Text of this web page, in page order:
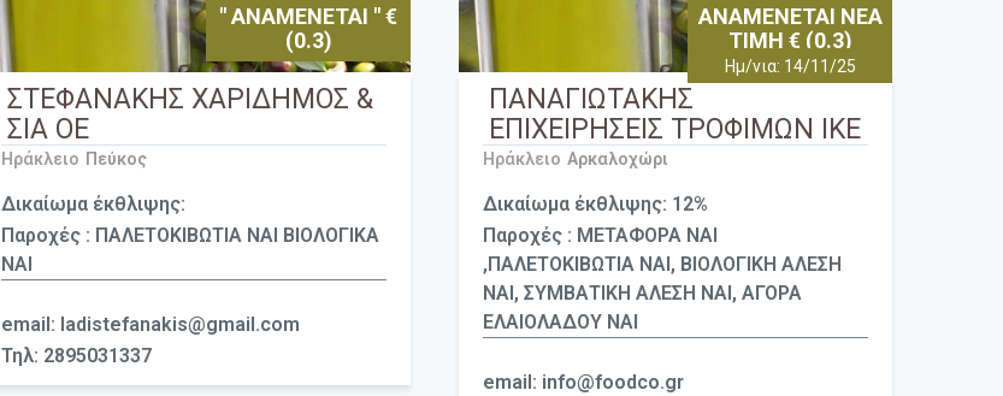
" ΑΝΑΜΕΝΕΤΑΙ " €
(0.3)
ΣΤΕΦΑΝΑΚΗΣ ΧΑΡΙΔΗΜΟΣ &
ΣΙΑ ΟΕ
Ηράκλειο Πεύκος
Δικαίωμα έκθλιψης:
Παροχές : ΠΑΛΕΤΟΚΙΒΩΤΙΑ ΝΑΙ ΒΙΟΛΟΓΙΚΑ
ΝΑΙ
email: ladistefanakis@gmail.com
Τηλ: 2895031337
ΑΝΑΜΕΝΕΤΑΙ ΝΕΑ
ΤΙΜΗ € (0.3)
Ημ/νια: 14/11/25
ΠΑΝΑΓΙΩΤΑΚΗΣ
ΕΠΙΧΕΙΡΗΣΕΙΣ ΤΡΟΦΙΜΩΝ ΙΚΕ
Ηράκλειο Αρκαλοχώρι
Δικαίωμα έκθλιψης: 12%
Παροχές : ΜΕΤΑΦΟΡΑ ΝΑΙ
,ΠΑΛΕΤΟΚΙΒΩΤΙΑ ΝΑΙ, ΒΙΟΛΟΓΙΚΗ ΑΛΕΣΗ
ΝΑΙ, ΣΥΜΒΑΤΙΚΗ ΑΛΕΣΗ ΝΑΙ, ΑΓΟΡΑ
ΕΛΑΙΟΛΑΔΟΥ ΝΑΙ
email: info@foodco.gr